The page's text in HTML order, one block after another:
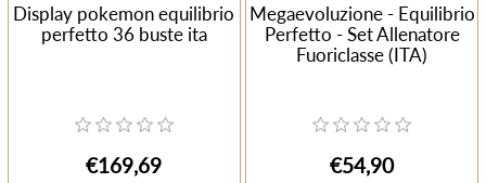
Display pokemon equilibrio
perfetto 36 buste ita
€169,69
Megaevoluzione - Equilibrio
Perfetto - Set Allenatore
Fuoriclasse (ITA)
€54,90